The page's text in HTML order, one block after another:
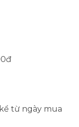
từ ngày mua